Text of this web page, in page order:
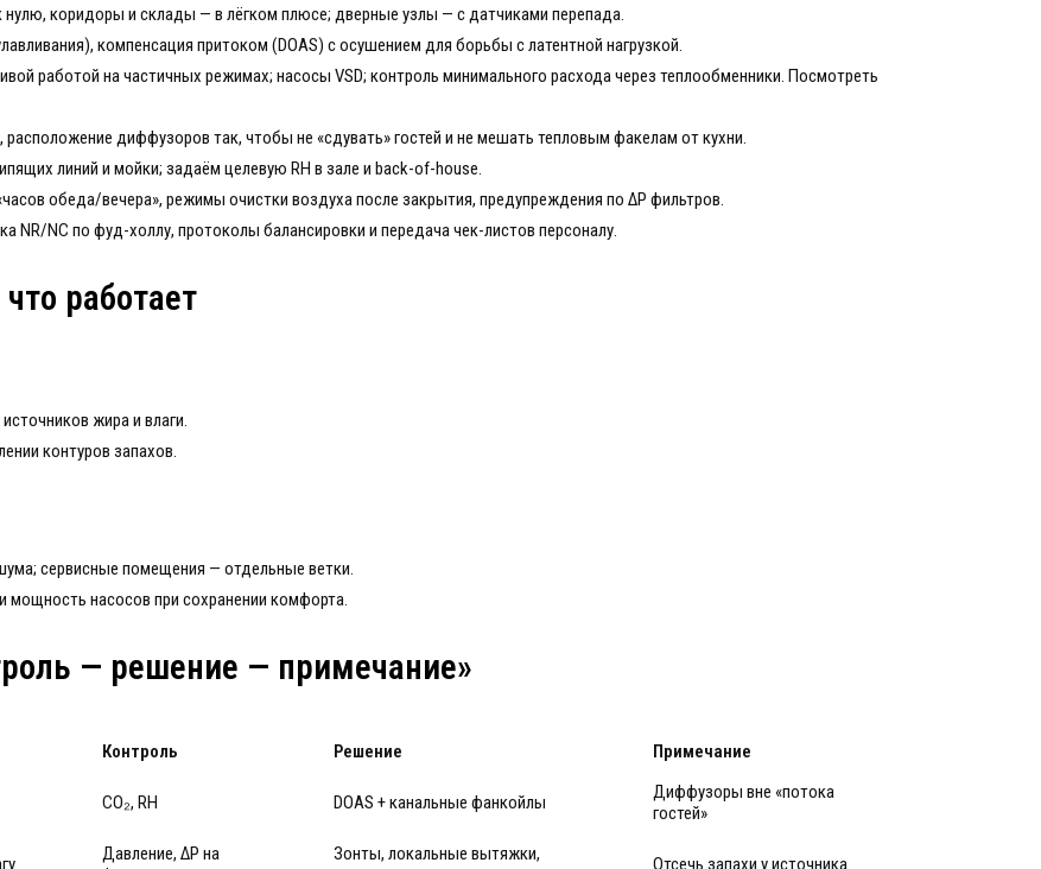
нулю, коридоры и склады — в лёгком плюсе; дверные узлы — с датчиками перепада.
компенсация притоком (DOAS) с осушением для борьбы с латентной нагрузкой.
работой на частичных режимах; насосы VSD; контроль минимального расхода через теплообменники. Посмотреть
расположение диффузоров так, чтобы не «сдувать» гостей и не мешать тепловым факелам от кухни.
линий и мойки; задаём целевую RH в зале и back-of-house.
обеда/вечера», режимы очистки воздуха после закрытия, предупреждения по ΔP фильтров.
NR/NC по фуд-холлу, протоколы балансировки и передача чек-листов персоналу.
работает
жира и влаги.
контуров запахов.
сервисные помещения — отдельные ветки.
насосов при сохранении комфорта.
— решение — примечание»
Контроль Решение Примечание
CO₂, RH DOAS + канальные фанкойлы
Диффузоры вне «потока
гостей»
Давление, ΔP на
Зонты, локальные вытяжки,
Отсечь запахи у источника